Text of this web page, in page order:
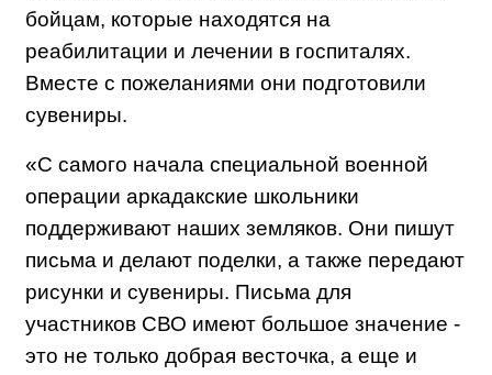
бойцам, которые находятся на
реабилитации и лечении в госпиталях.
Вместе с пожеланиями они подготовили
сувениры.
«С самого начала специальной военной
операции аркадакские школьники
поддерживают наших земляков. Они пишут
письма и делают поделки, а также передают
рисунки и сувениры. Письма для
участников СВО имеют большое значение -
это не только добрая весточка, а еще и